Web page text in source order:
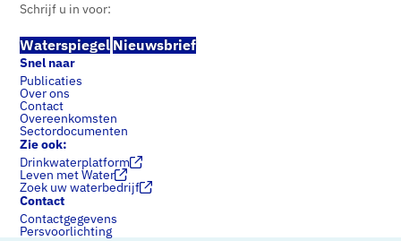
Schrijf u in voor:
Waterspiegel Nieuwsbrief
Snel naar
Publicaties
Over ons
Contact
Overeenkomsten
Sectordocumenten
Zie ook:
Drinkwaterplatform
Leven met Water
Zoek uw waterbedrijf
Contact
Contactgegevens
Persvoorlichting